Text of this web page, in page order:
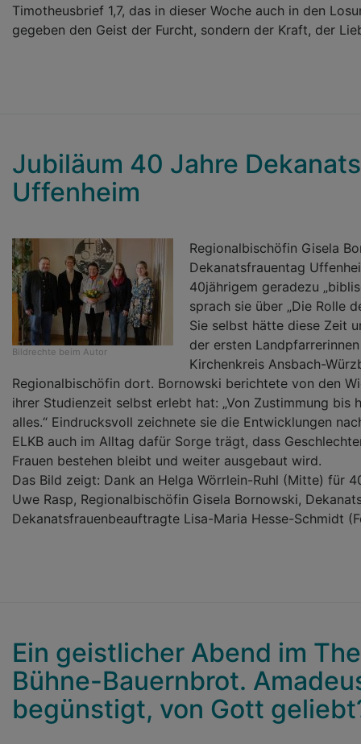
Timotheusbrief 1,7, das in dieser Woche auch in den
gegeben den Geist der Furcht, sondern der Kraft, der
Jubiläum 40 Jahre
Uffenheim
Bildrechte beim Autor
Regionalbischöfin Gisela
Dekanatsfrauentag
40jährigem geradezu
sprach sie über „Die Rolle
Sie selbst hätte diese Zeit
der ersten
Kirchenkreis Ansbach-
Regionalbischöfin dort. Bornowski berichtete von den
ihrer Studienzeit selbst erlebt hat: „Von Zustimmung bis
alles.“ Eindrucksvoll zeichnete sie die Entwicklungen
ELKB auch im Alltag dafür Sorge trägt, dass
Frauen bestehen bleibt und weiter ausgebaut wird.
Das Bild zeigt: Dank an Helga Wörrlein-Ruhl (Mitte) für
Uwe Rasp, Regionalbischöfin Gisela Bornowski,
Dekanatsfrauenbeauftragte Lisa-Maria Hesse-Schmidt
Ein geistlicher Abend im
Bühne-Bauernbrot.
begünstigt, von Gott